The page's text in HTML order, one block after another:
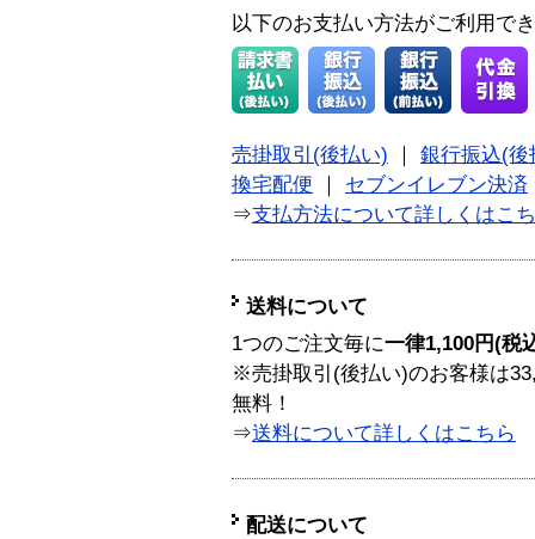
以下のお支払い方法がご利用で
売掛取引(後払い)
銀行振込(後
換宅配便
セブンイレブン決済
⇒支払方法について詳しくはこ
送料について
1つのご注文毎に一律1,100円(税
※売掛取引(後払い)のお客様は
無料！
⇒送料について詳しくはこちら
配送について